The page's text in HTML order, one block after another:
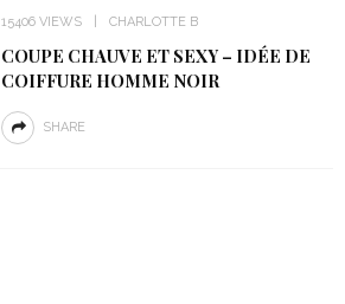
15406 VIEWS CHARLOTTE B
COUPE CHAUVE ET SEXY – IDÉE DE
COIFFURE HOMME NOIR
SHARE